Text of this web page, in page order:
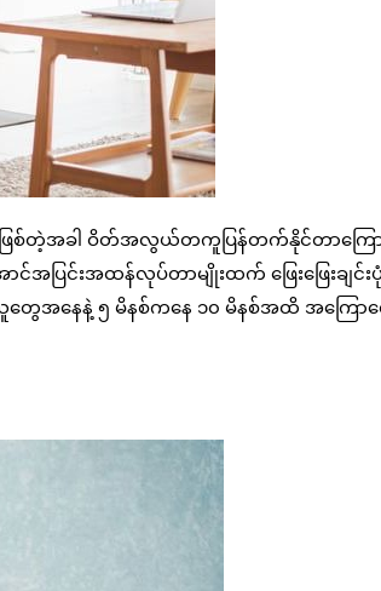
ြစ်တဲ့အခါ ဝိတ်အလွယ်တကူပြန်တက်နိုင်တာကြေ
ြင်းအထန်လုပ်တာမျိုးထက် ဖြေးဖြေးချင်း
တွေအနေနဲ့ ၅ မိနစ်ကနေ ၁၀ မိနစ်အထိ အကြောလ